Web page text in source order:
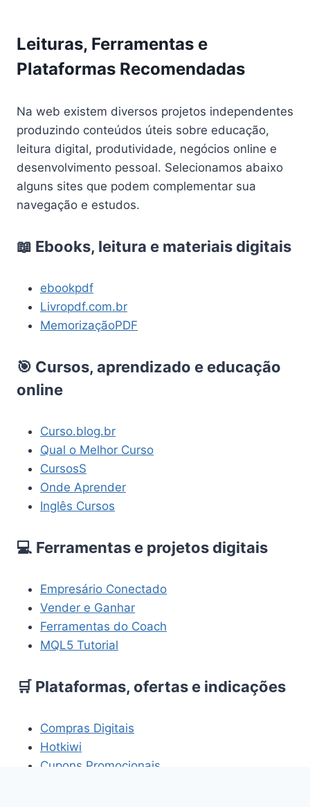
Leituras, Ferramentas e
Plataformas Recomendadas
Na web existem diversos projetos independentes
produzindo conteúdos úteis sobre educação,
leitura digital, produtividade, negócios online e
desenvolvimento pessoal. Selecionamos abaixo
alguns sites que podem complementar sua
navegação e estudos.
📖 Ebooks, leitura e materiais digitais
ebookpdf
Livropdf.com.br
MemorizaçãoPDF
🎯 Cursos, aprendizado e educação
online
Curso.blog.br
Qual o Melhor Curso
CursosS
Onde Aprender
Inglês Cursos
💻 Ferramentas e projetos digitais
Empresário Conectado
Vender e Ganhar
Ferramentas do Coach
MQL5 Tutorial
🛒 Plataformas, ofertas e indicações
Compras Digitais
Hotkiwi
Cupons Promocionais